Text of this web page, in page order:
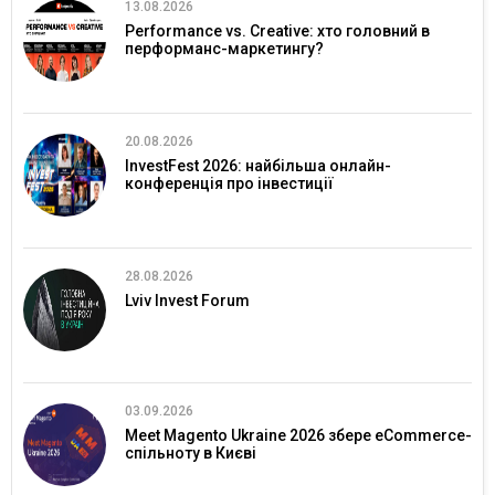
13.08.2026
Performance vs. Creative: хто головний в
перформанс-маркетингу?
20.08.2026
InvestFest 2026: найбільша онлайн-
конференція про інвестиції
28.08.2026
Lviv Invest Forum
03.09.2026
Meet Magento Ukraine 2026 збере eCommerce-
спільноту в Києві